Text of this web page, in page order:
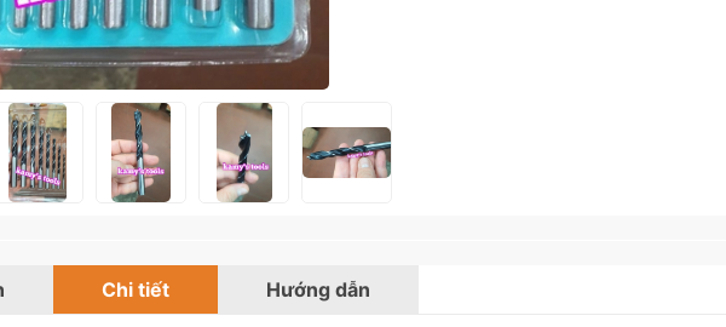
Chi tiết Hướng dẫn